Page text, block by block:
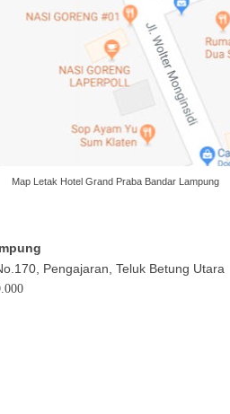
Map Letak Hotel Grand Praba Bandar Lampung
Pengajaran, Teluk Betung Utara